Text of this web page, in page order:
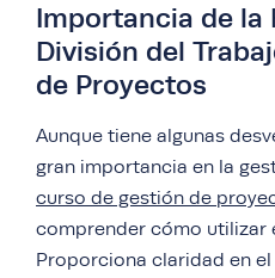
Importancia de la
División del
de Proyectos
Aunque tiene algunas
gran importancia en la
curso de gestión de
comprender cómo utilizar
Proporciona claridad en